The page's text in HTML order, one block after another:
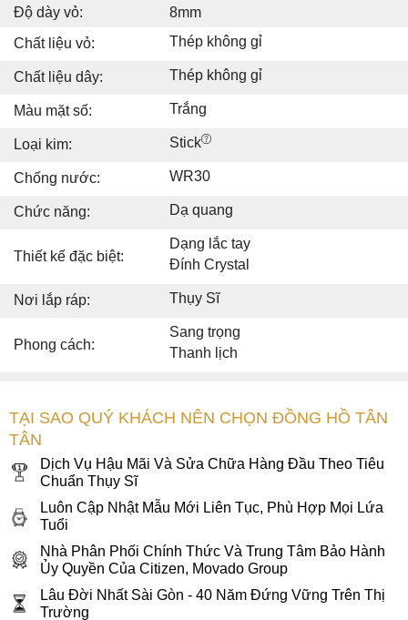
Độ dày vỏ:
8mm
Chất liệu vỏ:
Thép không gỉ
Chất liệu dây: Thép không gỉ
Màu mặt số: Trắng
Loại kim: Stick
Chống nước: WR30
Chức năng: Dạ quang
Thiết kế đặc biệt:
Dạng lắc tay
Đính Crystal
Nơi lắp ráp: Thụy Sĩ
Phong cách:
Sang trọng
Thanh lịch
TẠI SAO QUÝ KHÁCH NÊN CHỌN ĐỒNG HỒ TÂN
TÂN
Dịch Vụ Hậu Mãi Và Sửa Chữa Hàng Đầu Theo Tiêu
Chuẩn Thụy Sĩ
Luôn Cập Nhật Mẫu Mới Liên Tục, Phù Hợp Mọi Lứa
Tuổi
Nhà Phân Phối Chính Thức Và Trung Tâm Bảo Hành
Ủy Quyền Của Citizen, Movado Group
Lâu Đời Nhất Sài Gòn - 40 Năm Đứng Vững Trên Thị
Trường